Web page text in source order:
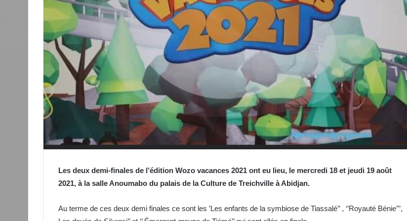
Les deux demi-finales de l’édition Wozo vacances 2021 ont eu lieu, le mercredi 18 et jeudi 19 août
2021, à la salle Anoumabo du palais de la Culture de Treichville à Abidjan.
Au terme de ces deux demi finales ce sont les ’Les enfants de la symbiose de Tiassalé’’ , ‘’Royauté Bénie’’’,